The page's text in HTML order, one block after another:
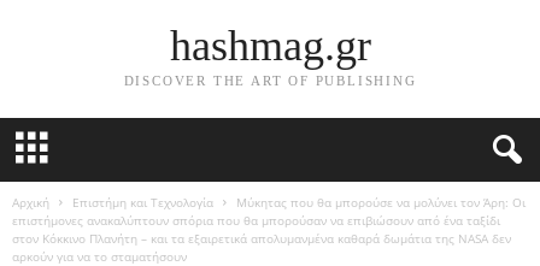
hashmag.gr
DISCOVER THE ART OF PUBLISHING
Αρχική Επιστήμη και Τεχνολογία
Μύκητας που θα μπορούσε να μολύνει τον Άρη: Οι
επιστήμονες ανακαλύπτουν σπόρια που θα μπορούσαν να επιβιώσουν από ένα ταξίδι
στον Κόκκινο Πλανήτη – και τα εξαιρετικά απολυμανμένα καθαρά δωμάτια της NASA δεν
αρκούν για να το σταματήσουν